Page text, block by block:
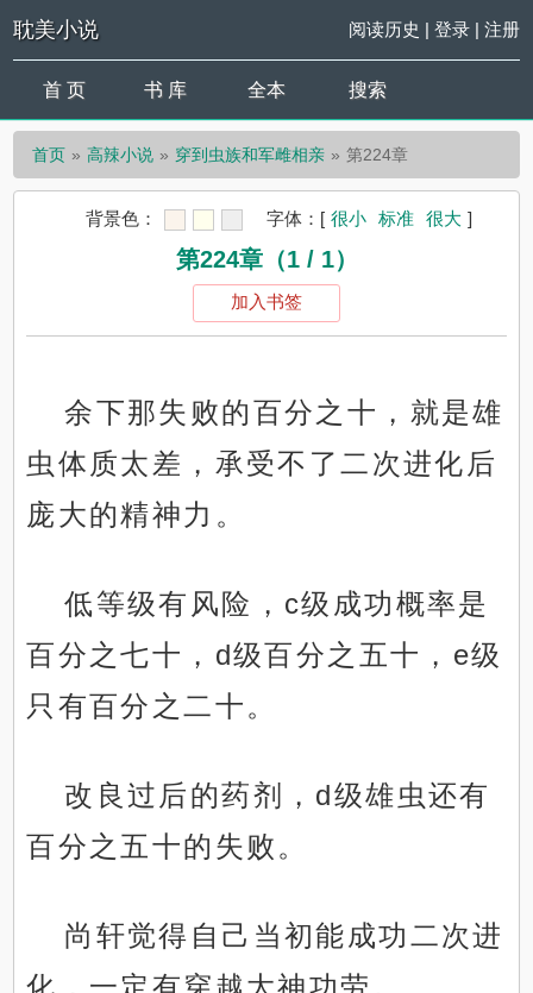
耽美小说 阅读历史 | 登录| 注册
首 页 书 库 全本 搜索
首页 高辣小说 穿到虫族和军雌相亲 第224章
背景色： 字体： [ 很小 标准 很大 ]
第224章（1 / 1）
加入书签
余下那失败的百分之十，就是雄
虫体质太差，承受不了二次进化后
庞大的精神力。
低等级有风险，c级成功概率是
百分之七十，d级百分之五十，e级
只有百分之二十。
改良过后的药剂，d级雄虫还有
百分之五十的失败。
尚轩觉得自己当初能成功二次进
化，一定有穿越大神功劳。